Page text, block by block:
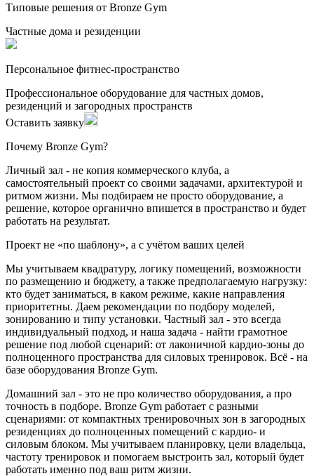
Типовые решения от Bronze Gym
Частные дома и резиденции
Персональное фитнес-пространство
Профессиональное оборудование для частных домов,
резиденций и загородных пространств
Оставить заявку
Почему Bronze Gym?
Личный зал - не копия коммерческого клуба, а
самостоятельный проект со своими задачами, архитектурой и
ритмом жизни. Мы подбираем не просто оборудование, а
решение, которое органично впишется в пространство и будет
работать на результат.
Проект не «по шаблону», а с учётом ваших целей
Мы учитываем квадратуру, логику помещений, возможности
по размещению и бюджету, а также предполагаемую нагрузку:
кто будет заниматься, в каком режиме, какие направления
приоритетны. Даем рекомендации по подбору моделей,
зонированию и типу установки. Частный зал - это всегда
индивидуальный подход, и наша задача - найти грамотное
решение под любой сценарий: от лаконичной кардио-зоны до
полноценного пространства для силовых тренировок. Всё - на
базе оборудования Bronze Gym.
Домашний зал - это не про количество оборудования, а про
точность в подборе. Bronze Gym работает с разными
сценариями: от компактных тренировочных зон в загородных
резиденциях до полноценных помещений с кардио- и
силовым блоком. Мы учитываем планировку, цели владельца,
частоту тренировок и помогаем выстроить зал, который будет
работать именно под ваш ритм жизни.